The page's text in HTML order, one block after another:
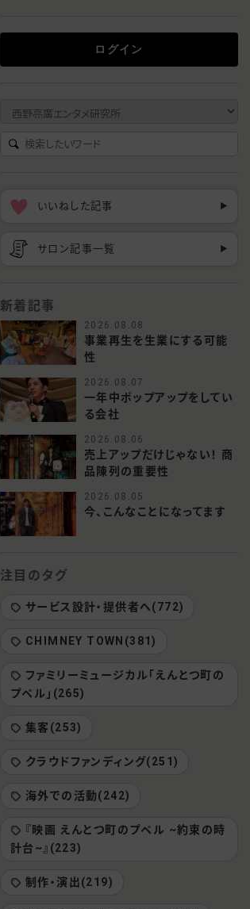
ログイン
いいねした記事 ▶︎
サロン記事一覧 ▶︎
新着記事
2026.08.08
事業再生を生業にする可能
性
2026.08.07
一年中ポップアップをしてい
る会社
2026.08.06
売上アップだけじゃない！ 商
品陳列の重要性
2026.08.05
今、こんなことになってます
注目のタグ
サービス設計・提供者へ(772)
CHIMNEY TOWN(381)
ファミリーミュージカル「えんとつ町の
プペル」(265)
集客(253)
クラウドファンディング(251)
海外での活動(242)
『映画 えんとつ町のプペル ~約束の時
計台~』(223)
制作・演出(219)